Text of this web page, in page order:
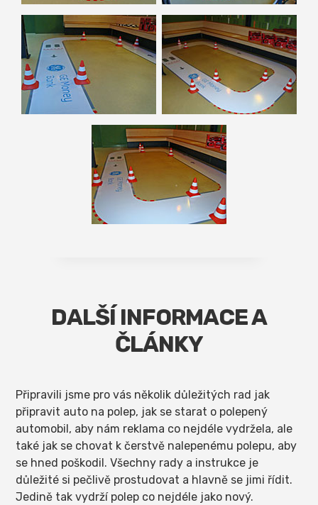
DALŠÍ INFORMACE A
ČLÁNKY
Připravili jsme pro vás několik důležitých rad jak
připravit auto na polep, jak se starat o polepený
automobil, aby nám reklama co nejdéle vydržela, ale
také jak se chovat k čerstvě nalepenému polepu, aby
se hned poškodil. Všechny rady a instrukce je
důležité si pečlivě prostudovat a hlavně se jimi řídit.
Jedině tak vydrží polep co nejdéle jako nový.